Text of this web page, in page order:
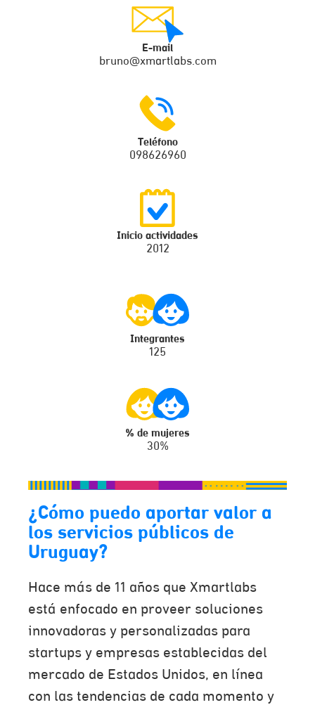
E-mail
bruno@xmartlabs.com
Teléfono
098626960
Inicio actividades
2012
Integrantes
125
% de mujeres
30%
¿Cómo puedo aportar valor a
los servicios públicos de
Uruguay?
Hace más de 11 años que Xmartlabs
está enfocado en proveer soluciones
innovadoras y personalizadas para
startups y empresas establecidas del
mercado de Estados Unidos, en línea
con las tendencias de cada momento y